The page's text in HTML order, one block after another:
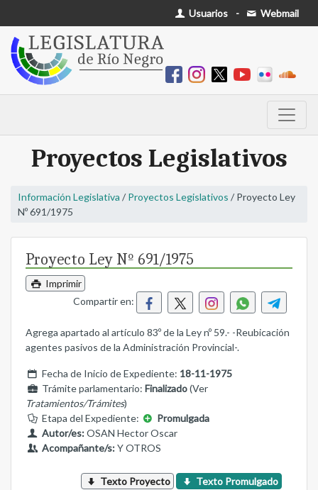
Usuarios - Webmail
Proyectos Legislativos
Información Legislativa / Proyectos Legislativos / Proyecto Ley
Nº 691/1975
Proyecto Ley Nº 691/1975
Imprimir
Compartir en:
Agrega apartado al artículo 83º de la Ley nº 59.- -Reubicación
agentes pasivos de la Administración Provincial-.
Fecha de Inicio de Expediente: 18-11-1975
Trámite parlamentario: Finalizado(Ver
Tratamientos/Trámites)
Etapa del Expediente:
Promulgada
Autor/es:OSAN Hector Oscar
Acompañante/s:Y OTROS
Texto Proyecto Texto Promulgado